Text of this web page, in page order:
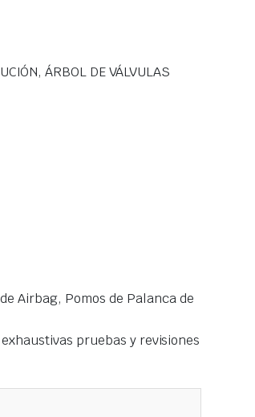
ÁRBOL DE VÁLVULAS
Airbag, Pomos de Palanca de
pruebas y revisiones